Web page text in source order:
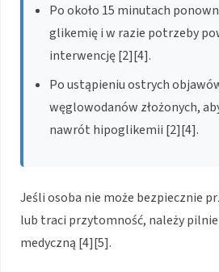
Po około 15 minutach
glikemię i w razie potrzeby
interwencję [2][4].
Po ustąpieniu ostrych
węglowodanów złożonych,
nawrót hipoglikemii [2][4].
Jeśli osoba nie może bezpiecznie
lub traci przytomność, należy
medyczną [4][5].